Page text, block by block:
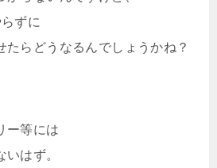
次は、運営ツイッターでも見かけた「水雷
よ！」。とりあえず、手頃なデイリーから
に移りたいと思います。水雷戦隊、南西諸
でやったけど効果なし・演習とりあえ
習をばすると…出、出た～～ｗｗｗｗとい
でした！基本、普段は達成...
ずに
たらどうなるんでしょうかね？
ー等には
いはず。